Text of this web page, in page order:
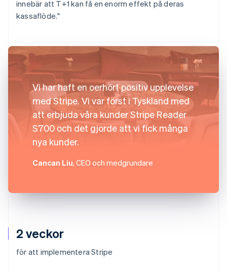
2 veckor
för att implementera Stripe
innebär att T+1 kan få en enorm effekt på deras
kassaflöde."
Vi har haft en oerhört positiv upplevelse
med Stripe. Vi var först i Tyskland med
att erbjuda våra kunder Stripe Reader
S700 och det gjorde att vi fick många
nya kunder.
Cancan Liu, CEO och medgrundare